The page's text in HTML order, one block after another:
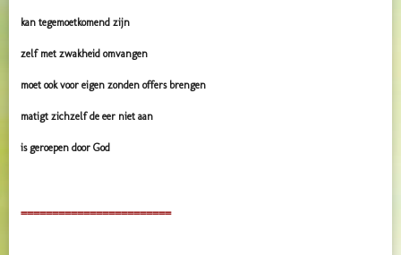
kan tegemoetkomend zijn
zelf met zwakheid omvangen
moet ook voor eigen zonden offers brengen
matigt zichzelf de eer niet aan
is geroepen door God
========================